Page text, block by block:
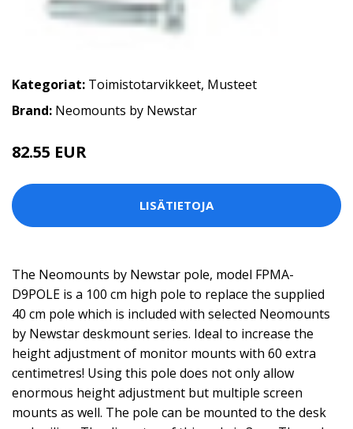
Kategoriat: Toimistotarvikkeet, Musteet
Brand: Neomounts by Newstar
82.55 EUR
LISÄTIETOJA
The Neomounts by Newstar pole, model FPMA-
D9POLE is a 100 cm high pole to replace the supplied
40 cm pole which is included with selected Neomounts
by Newstar deskmount series. Ideal to increase the
height adjustment of monitor mounts with 60 extra
centimetres! Using this pole does not only allow
enormous height adjustment but multiple screen
mounts as well. The pole can be mounted to the desk